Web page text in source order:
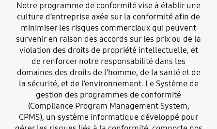
Notre programme de conformité vise à établir une
culture d’entreprise axée sur la conformité afin de
minimiser les risques commerciaux qui peuvent
survenir en raison des accords sur les prix ou de la
violation des droits de propriété intellectuelle, et
de renforcer notre responsabilité dans les
domaines des droits de l’homme, de la santé et de
la sécurité, et de l’environnement. Le Système de
gestion des programmes de conformité
(Compliance Program Management System,
CPMS), un système informatique développé pour